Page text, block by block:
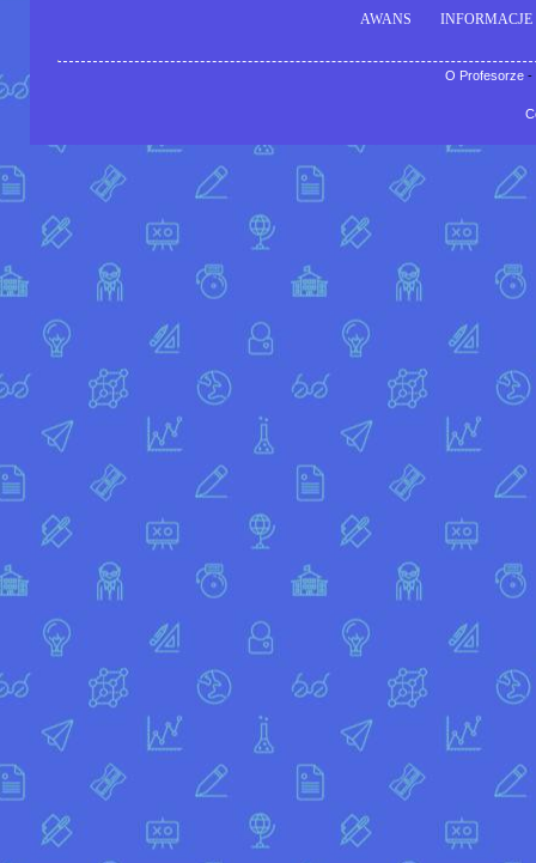
AWANS INFORMACJE
O Profesorze-